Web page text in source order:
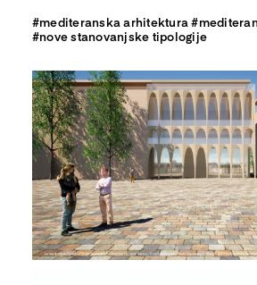
#mediteranska arhitektura
#nove stanovanjske tipologije